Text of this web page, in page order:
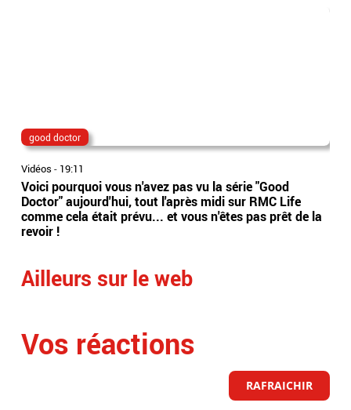
good doctor
Vidéos - 19:11
Voici pourquoi vous n'avez pas vu la série "Good
Doctor" aujourd'hui, tout l'après midi sur RMC Life
comme cela était prévu... et vous n'êtes pas prêt de la
revoir !
Ailleurs sur le web
Vos réactions
RAFRAICHIR